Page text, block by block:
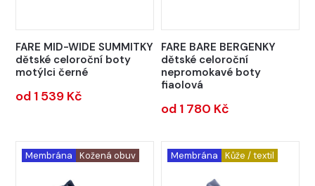
FARE MID-WIDE SUMMITKY
dětské celoroční boty
motýlci černé
od 1 539 Kč
FARE BARE BERGENKY
dětské celoroční
nepromokavé boty
fiaolová
od 1 780 Kč
Membrána Kožená obuv Membrána Kůže / textil